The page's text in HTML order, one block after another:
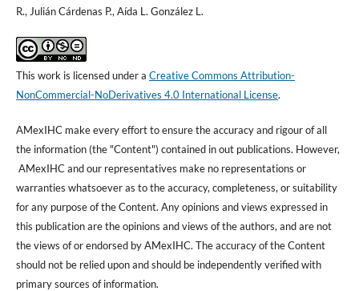
R., Julián Cárdenas P., Aída L. González L.
This work is licensed under a Creative Commons Attribution-
NonCommercial-NoDerivatives 4.0 International License.
AMexIHC make every effort to ensure the accuracy and rigour of all
the information (the "Content") contained in out publications. However,
AMexIHC and our representatives make no representations or
warranties whatsoever as to the accuracy, completeness, or suitability
for any purpose of the Content. Any opinions and views expressed in
this publication are the opinions and views of the authors, and are not
the views of or endorsed by AMexIHC. The accuracy of the Content
should not be relied upon and should be independently verified with
primary sources of information.